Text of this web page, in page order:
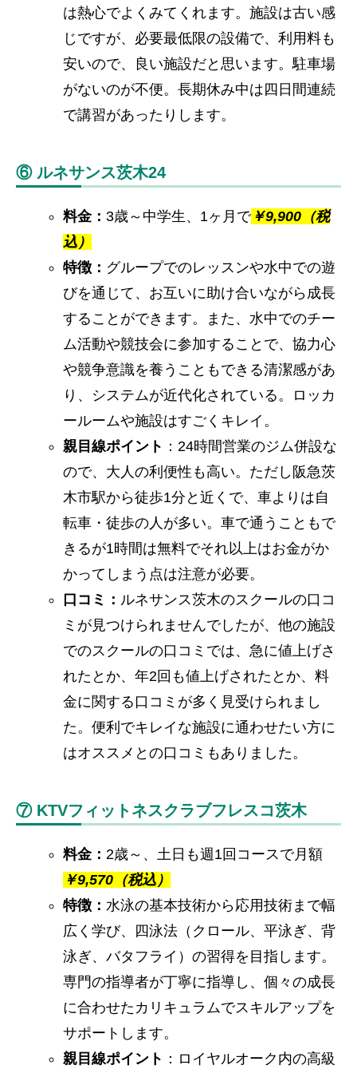
は熱心でよくみてくれます。施設は古い感
じですが、必要最低限の設備で、利用料も
安いので、良い施設だと思います。駐車場
がないのが不便。長期休み中は四日間連続
で講習があったりします。
⑥ ルネサンス茨木24
料金：3歳～中学生、1ヶ月で ￥9,900（税
込）
特徴： グループでのレッスンや水中での遊
びを通じて、お互いに助け合いながら成長
することができます。また、水中でのチー
ム活動や競技会に参加することで、協力心
や競争意識を養うこともできる清潔感があ
り、システムが近代化されている。ロッカ
ールームや施設はすごくキレイ。
親目線ポイント ：24時間営業のジム併設な
ので、大人の利便性も高い。ただし阪急茨
木市駅から徒歩1分と近くで、車よりは自
転車・徒歩の人が多い。車で通うこともで
きるが1時間は無料でそれ以上はお金がか
かってしまう点は注意が必要。
口コミ： ルネサンス茨木のスクールの口コ
ミが見つけられませんでしたが、他の施設
でのスクールの口コミでは、急に値上げさ
れたとか、年2回も値上げされたとか、料
金に関する口コミが多く見受けられまし
た。便利でキレイな施設に通わせたい方に
はオススメとの口コミもありました。
⑦ KTVフィットネスクラブフレスコ茨木
料金： 2歳～、土日も週1回コースで月額
￥9,570（税込）
特徴： 水泳の基本技術から応用技術まで幅
広く学び、四泳法（クロール、平泳ぎ、背
泳ぎ、バタフライ）の習得を目指します。
専門の指導者が丁寧に指導し、個々の成長
に合わせたカリキュラムでスキルアップを
サポートします。
親目線ポイント ：ロイヤルオーク内の高級